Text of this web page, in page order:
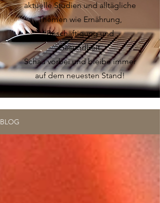
aktuelle Studien und alltägliche
Themen wie Ernährung,
Beschäftigung und
Gesundheit.
Schau vorbei und bleibe immer
auf dem neuesten Stand!
BLOG